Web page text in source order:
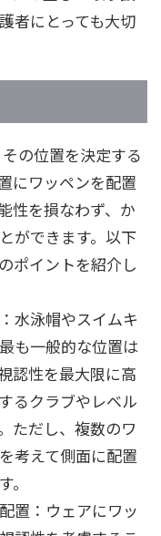
者にとっても大切
の位置を決定する
にワッペンを配置
性を損なわず、か
ができます。以下
ポイントを紹介し
水泳帽やスイムキ
も一般的な位置は
認性を最大限に高
るクラブやレベル
ただし、複数のワ
考えて側面に配置
置：ウェアにワッ